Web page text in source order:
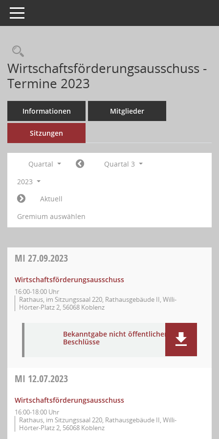
Toggle navigation
Wirtschaftsförderungsausschuss -
Termine 2023
Informationen Mitglieder
Sitzungen
Quartal
Quartal 3
2023
Aktuell
Gremium auswählen
MI 27.09.2023
Wirtschaftsförderungsausschuss
16:00-18:00 Uhr
Rathaus, im Sitzungssaal 220, Rathausgebäude II, Willi-
Hörter-Platz 2, 56068 Koblenz
Bekanntgabe nicht öffentlicher
Beschlüsse
MI 12.07.2023
Wirtschaftsförderungsausschuss
16:00-18:00 Uhr
Rathaus, im Sitzungssaal 220, Rathausgebäude II, Willi-
Hörter-Platz 2, 56068 Koblenz